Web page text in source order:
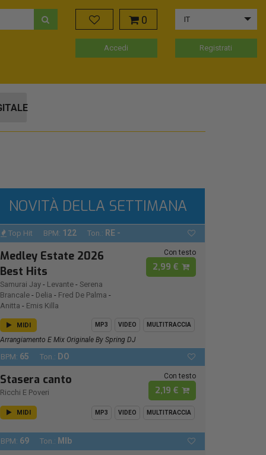
0 IT
Accedi Registrati
NOVITÀ DELLA SETTIMANA
Top Hit BPM: 122 Ton.: RE -
Medley Estate 2026
Best Hits
Samurai Jay - Levante - Serena
Brancale - Delia - Fred De Palma -
Anitta - Emis Killa
Con testo
2,99 €
MIDI MP3 VIDEO MULTITRACCIA
Arrangiamento E Mix Originale By Spring DJ
BPM: 65 Ton.: DO
Stasera canto
Ricchi E Poveri
Con testo
2,19 €
MIDI MP3 VIDEO MULTITRACCIA
BPM: 69 Ton.: MIb